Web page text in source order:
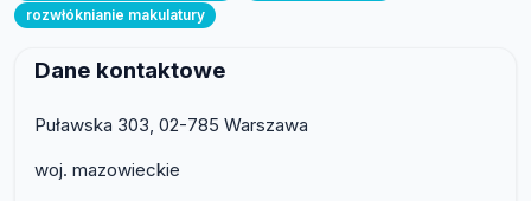
rozwłóknianie makulatury
Dane kontaktowe
Puławska 303, 02-785 Warszawa
woj. mazowieckie